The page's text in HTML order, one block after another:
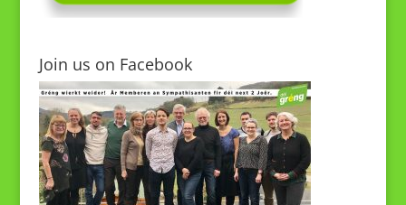
Join us on Facebook